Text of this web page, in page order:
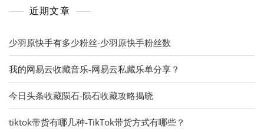
近期文章
少羽原快手有多少粉丝-少羽原快手粉丝数
我的网易云收藏音乐-网易云私藏乐单分享？
今日头条收藏陨石-陨石收藏攻略揭晓
tiktok带货有哪几种-TikTok带货方式有哪些？